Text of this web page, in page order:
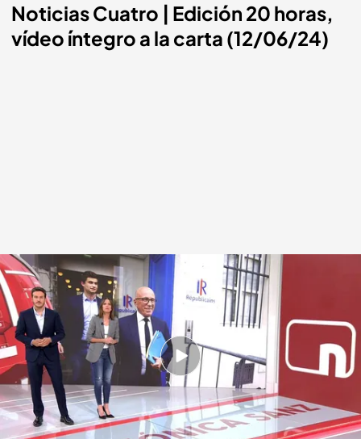
Noticias Cuatro | Edición 20 horas,
vídeo íntegro a la carta (12/06/24)
Las noticias, de la mano de Diego Losada y Mónica Sanz
Redacción digital Noticias Cuatro
12 JUN 2024 - 22:28h.
Un árbol caído sobre las vías por las lluvias
hacen descarrilar un tren en Almansa dejando
cinco heridos